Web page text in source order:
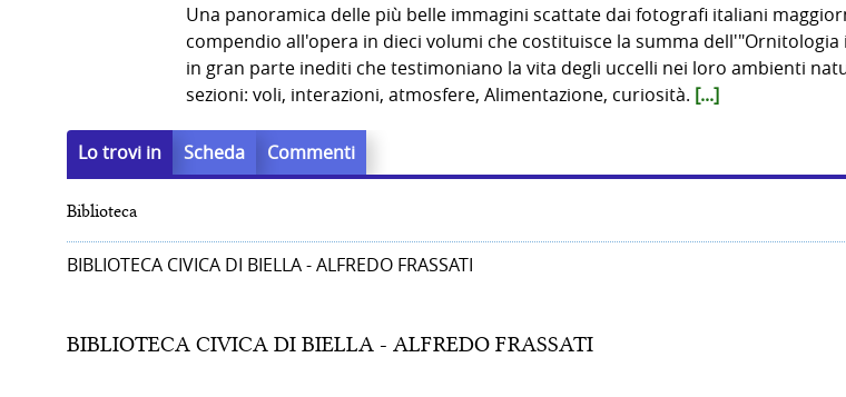
Una panoramica delle più belle immagini scattate dai fotografi italiani
compendio all'opera in dieci volumi che costituisce la summa dell'"Ornitologia
in gran parte inediti che testimoniano la vita degli uccelli nei loro ambienti
sezioni: voli, interazioni, atmosfere, Alimentazione, curiosità. [...]
Lo trovi in Scheda Commenti
Biblioteca
BIBLIOTECA CIVICA DI BIELLA - ALFREDO FRASSATI
BIBLIOTECA CIVICA DI BIELLA - ALFREDO FRASSATI